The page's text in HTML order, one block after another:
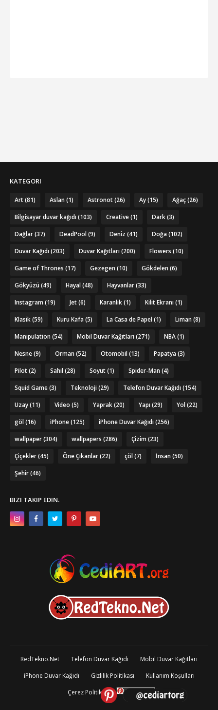
KATEGORI
Art(81) Aslan(1) Astronot(26) Ay(15) Ağaç(26)
Bilgisayar duvar kağıdı(103) Creative(1) Dark(3)
Dağlar(37) DeadPool(9) Deniz (41) Doğa(102)
Duvar Kağıdı(203) Duvar Kağıtları(200) Flowers (10)
Game of Thrones (17) Gezegen(10) Gökdelen(6)
Gökyüzü(49) Hayal(48) Hayvanlar(33)
Instagram(19) Jet(6) Karanlık(1) Kilit Ekranı(1)
Klasik(59) Kuru Kafa(5) La Casa de Papel(1) Liman(8)
Manipulation(54) Mobil Duvar Kağıtları(271) NBA(1)
Nesne(9) Orman(52) Otomobil(13) Papatya(3)
Pilot(2) Sahil(28) Soyut(1) Spider-Man(4)
Squid Game(3) Teknoloji(29) Telefon Duvar Kağıdı(154)
Uzay(11) Video (5) Yaprak(20) Yapı(29) Yol(22)
göl(16) iPhone(125) iPhone Duvar Kağıdı(256)
wallpaper(304) wallpapers (286) Çizim(23)
Çiçekler(45) Öne Çıkanlar(22) çöl(7) İnsan(50)
Şehir(46)
BIZI TAKIP EDIN.
RedTekno.Net Telefon Duvar Kağıdı
Mobil Duvar Kağıtları
iPhone Duvar Kağıdı
Gizlilik Politikası
Kullanım Koşulları
Çerez Politikası